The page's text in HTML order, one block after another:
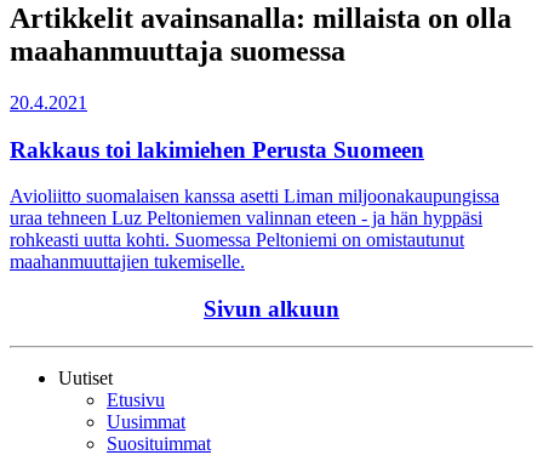
Artikkelit avainsanalla: millaista on olla
maahanmuuttaja suomessa
20.4.2021
Rakkaus toi lakimiehen Perusta Suomeen
Avioliitto suomalaisen kanssa asetti Liman miljoonakaupungissa
uraa tehneen Luz Peltoniemen valinnan eteen - ja hän hyppäsi
rohkeasti uutta kohti. Suomessa Peltoniemi on omistautunut
maahanmuuttajien tukemiselle.
Sivun alkuun
Uutiset
Etusivu
Uusimmat
Suosituimmat